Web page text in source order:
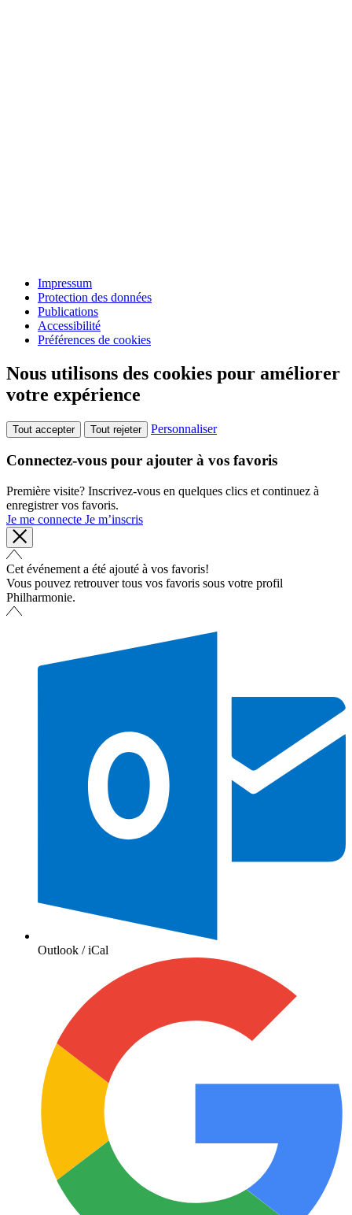
Impressum
Protection des données
Publications
Accessibilité
Préférences de cookies
Nous utilisons des cookies pour améliorer
votre expérience
Tout accepter Tout rejeter Personnaliser
Connectez-vous pour ajouter à vos favoris
Première visite? Inscrivez-vous en quelques clics et continuez à
enregistrer vos favoris.
Je me connecte Je m’inscris
Cet événement a été ajouté à vos favoris!
Vous pouvez retrouver tous vos favoris sous votre profil
Philharmonie.
Outlook / iCal